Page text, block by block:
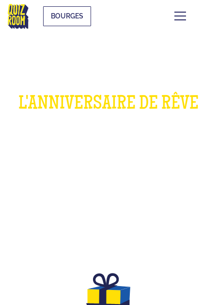
BOURGES
L'ANNIVERSAIRE DE RÊVE